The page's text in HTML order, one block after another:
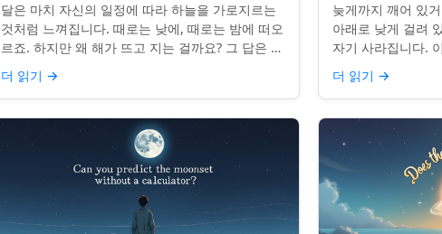
달은 마치 자신의 일정에 따라 하늘을 가로지르는
것처럼 느껴집니다. 때로는 낮에, 때로는 밤에 떠오
르죠. 하지만 왜 해가 뜨고 지는 걸까요? 그 답은 단
순히 달에 관한 것이 아니라 우리에 관한 것입니다.
핵심 통찰:...
더 읽기 →
늦게까지 깨어 있
아래로 낮게 걸려
자기 사라집니다.
부릅니다. 매일 일
치곤 합니다. 핵심 ...
더 읽기 →